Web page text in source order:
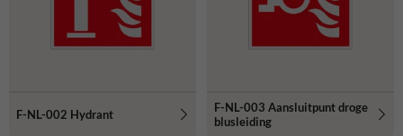
F-NL-002 Hydrant
F-NL-003 Aansluitpunt droge
blusleiding